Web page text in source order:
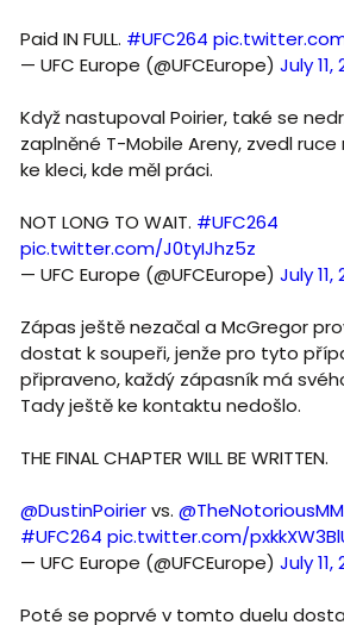
Paid IN FULL. #UFC264
— UFC Europe (@UFCEurope) July 11,
Když nastupoval Poirier, také se
zaplněné T-Mobile Areny, zvedl
ke kleci, kde měl práci.
NOT LONG TO WAIT. #UFC264
pic.twitter.com/J0tyIJhz5z
— UFC Europe (@UFCEurope) July 11,
Zápas ještě nezačal a McGregor
dostat k soupeři, jenže pro tyto
připraveno, každý zápasník má
Tady ještě ke kontaktu nedošlo.
THE FINAL CHAPTER WILL BE WRITTEN.
@DustinPoiriervs.
#UFC264 pic.twitter.com/
— UFC Europe (@UFCEurope) July 11,
Poté se poprvé v tomto duelu